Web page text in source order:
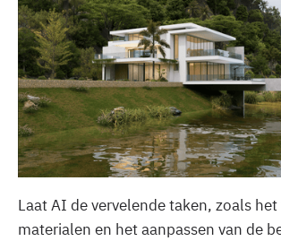
Je visualisaties verbeteren met
materialen, het instellen van de
belichting, het vullen van de scène en
postproductie, … Het gaat
veel sneller. Van begin tot eind duurt
ongeveer 15 minuten met dit
Laat AI de vervelende taken, zoals
materialen en het aanpassen van de